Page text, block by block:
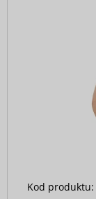
Kod produktu: